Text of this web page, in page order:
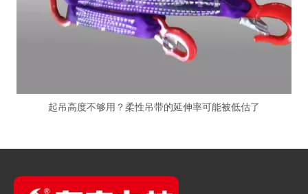
起吊高度不够用？柔性吊带的延伸率可能被低估了